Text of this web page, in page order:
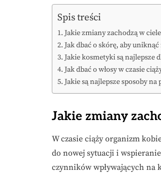
Spis treści
Jakie zmiany zachodzą w
Jak dbać o skórę, aby
Jakie kosmetyki są najlepsze
Jak dbać o włosy w czasie
Jakie są najlepsze sposoby
Jakie zmiany
W czasie ciąży organizm
do nowej sytuacji i
czynników wpływających na